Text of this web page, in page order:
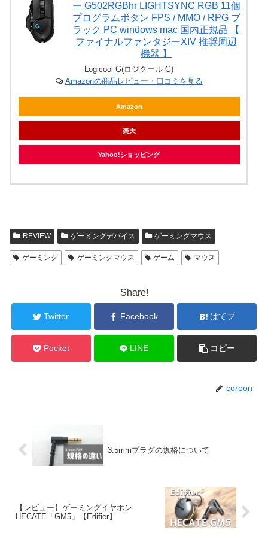
ー G502RGBhr LIGHTSYNC RGB 11個
プログラムボタン FPS / MMO / RPG ブ
ラック PC windows mac 国内正規品 【
ファイナルファンタジーXIV 推奨周辺
機器 】
Logicool G(ロジクール G)
Amazonの商品レビュー・口コミを見る
Amazon
楽天
Yahoo!ショッピング
REVIEW ゲーミングデバイス ゲーミングマウス
ゲーミング ゲーミングマウス ゲーム マウス
Share!
Twitter Facebook はてブ
Pocket LINE コピー
coroon
3.5mmプラグの規格について
【レビュー】ゲーミングイヤホン
HECATE「GM5」【Edifier】